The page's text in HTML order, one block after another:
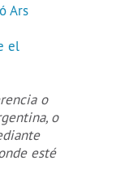
ó Ars
el
o
o
esté